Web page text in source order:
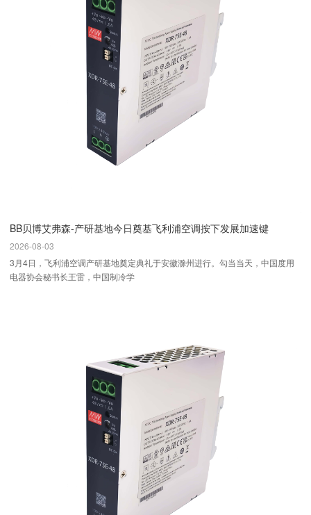
BB贝博艾弗森-产研基地今日奠基飞利浦空调按下发展加速键
2026-08-03
3月4日，飞利浦空调产研基地奠定典礼于安徽滁州进行。勾当当天，中国度用
电器协会秘书长王雷，中国制冷学